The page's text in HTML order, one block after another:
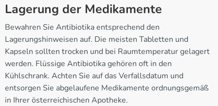
Lagerung der Medikamente
Bewahren Sie Antibiotika entsprechend den
Lagerungshinweisen auf. Die meisten Tabletten und
Kapseln sollten trocken und bei Raumtemperatur gelagert
werden. Flüssige Antibiotika gehören oft in den
Kühlschrank. Achten Sie auf das Verfallsdatum und
entsorgen Sie abgelaufene Medikamente ordnungsgemäß
in Ihrer österreichischen Apotheke.